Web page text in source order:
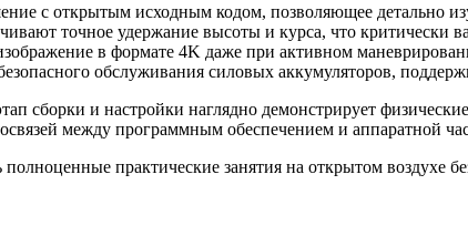
с открытым исходным кодом, позволяющее детально
точное удержание высоты и курса, что
в формате 4K даже при активном
обслуживания силовых аккумуляторов,
сборки и настройки наглядно демонстрирует
между программным обеспечением и аппаратной
практические занятия на открытом воздухе